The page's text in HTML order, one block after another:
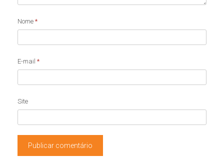
Nome *
E-mail *
Site